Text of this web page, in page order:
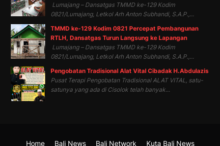
Lumajang – Dansatgas TMMD ke-129 Kodim
0821/Lumajang, Letkol Arh Anton Subhandi, S.A.P.,...
TMMD ke-129 Kodim 0821 Percepat Pembangunan
RTLH, Dansatgas Turun Langsung ke Lapangan
Lumajang – Dansatgas TMMD ke-129 Kodim
0821/Lumajang, Letkol Arh Anton Subhandi, S.A.P.,...
Pengobatan Tradisional Alat Vital Cibadak H.Abdulazis
Pusat Terapi Pengobatan Tradisional ALAT VITAL, satu-
satunya yang ada di Cisolok telah banyak...
Home Bali News Bali Network Kuta Bali News